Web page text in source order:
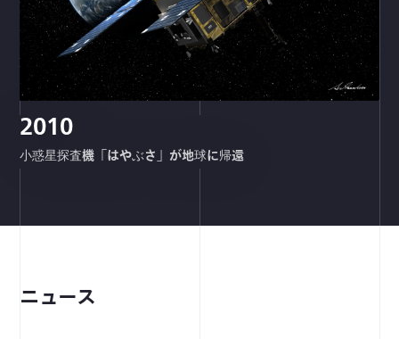
2010
小惑星探査機「はやぶさ」が地球に帰還
ニュース